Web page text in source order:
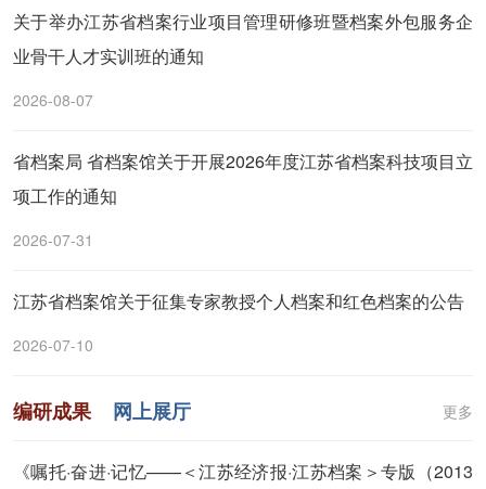
关于举办江苏省档案行业项目管理研修班暨档案外包服务企
业骨干人才实训班的通知
2026-08-07
省档案局 省档案馆关于开展2026年度江苏省档案科技项目立
项工作的通知
2026-07-31
江苏省档案馆关于征集专家教授个人档案和红色档案的公告
2026-07-10
编研成果 网上展厅 更多
《嘱托·奋进·记忆——＜江苏经济报·江苏档案＞专版（2013